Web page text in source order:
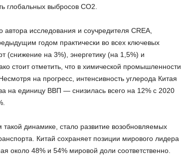
глобальных выбросов CO2.
исследования и соучредителя CREA,
годом практически во всех ключевых
(снижение на 3%), энергетику (на 1,5%) и
стоит отметить, что в химической промышленности
на прогресс, интенсивность углерода Китая
на единицу ВВП — снизилась всего на 12% с 2020
динамике, стало развитие возобновляемых
Китай сохраняет позиции мирового лидера
около 48% и 54% мировой доли соответственно.